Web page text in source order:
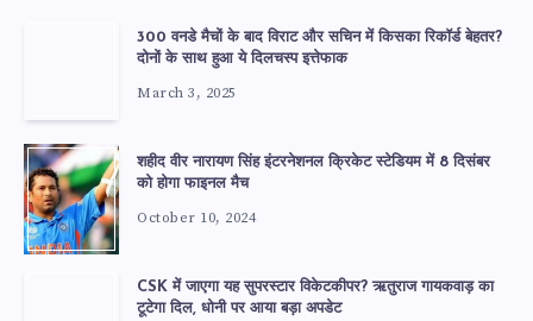
300 वनडे मैचों के बाद विराट और सचिन में किसका रिकॉर्ड बेहतर?
दोनों के साथ हुआ ये दिलचस्प इत्तेफाक
March 3, 2025
शहीद वीर नारायण सिंह इंटरनेशनल क्रिकेट स्टेडियम में 8 दिसंबर
को होगा फाइनल मैच
October 10, 2024
CSK में जाएगा यह सुपरस्टार विकेटकीपर? ऋतुराज गायकवाड़ का
टूटेगा दिल, धोनी पर आया बड़ा अपडेट